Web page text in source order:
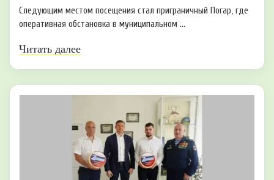
Следующим местом посещения стал приграничный Погар, где
оперативная обстановка в муниципальном ...
Читать далее